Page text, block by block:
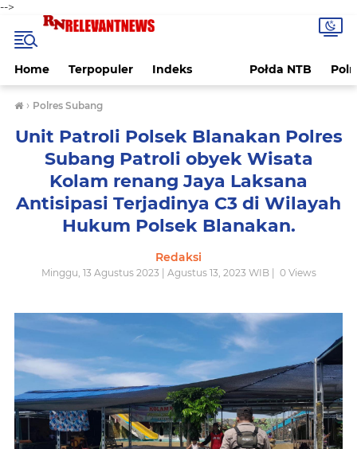
-->
Home Terpopuler Indeks Połda NTB
› Polres Subang
Unit Patroli Polsek Blanakan Polres
Subang Patroli obyek Wisata
Kolam renang Jaya Laksana
Antisipasi Terjadinya C3 di Wilayah
Hukum Polsek Blanakan.
Redaksi
Minggu, 13 Agustus 2023 | Agustus 13, 2023 WIB | 0Views